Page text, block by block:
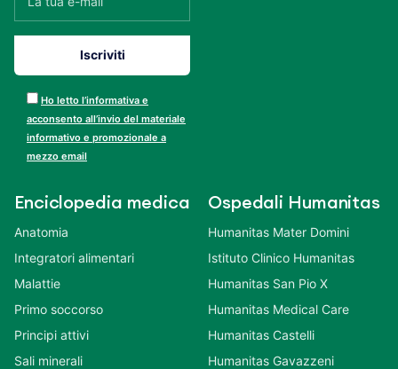
Ho letto l’informativa e
acconsento all’invio del materiale
informativo e promozionale a
mezzo email
Enciclopedia medica
Anatomia
Integratori alimentari
Malattie
Primo soccorso
Principi attivi
Sali minerali
Ospedali Humanitas
Humanitas Mater Domini
Istituto Clinico Humanitas
Humanitas San Pio X
Humanitas Medical Care
Humanitas Castelli
Humanitas Gavazzeni